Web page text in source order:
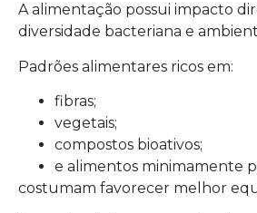
A alimentação possui impacto
diversidade bacteriana e
Padrões alimentares ricos em:
fibras;
vegetais;
compostos bioativos;
e alimentos minimamente
costumam favorecer melhor